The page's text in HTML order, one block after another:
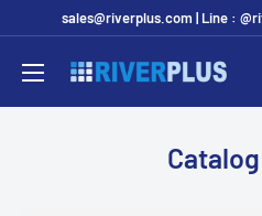
content
sales@riverplus.com | Line :
Riverplus